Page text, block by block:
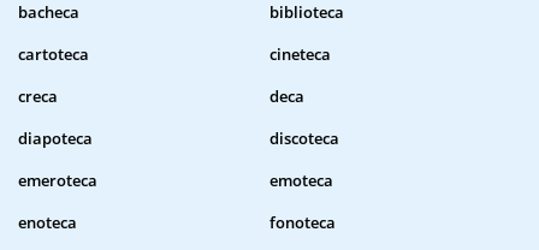
bacheca
biblioteca
cartoteca
cineteca
creca
deca
diapoteca
discoteca
emeroteca
emoteca
enoteca
fonoteca